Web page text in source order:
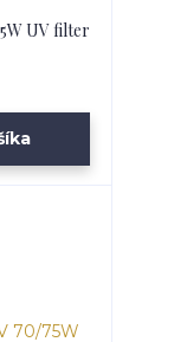
UV filter